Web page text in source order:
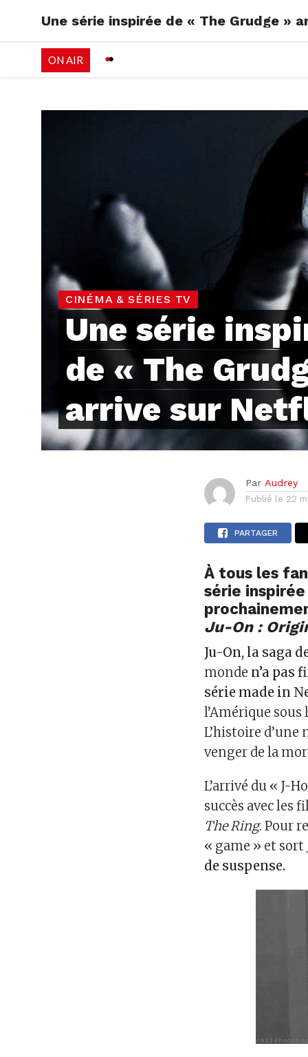
RADIO
Une série inspirée de « The Grudge »
ON AIR
CINÉMA & SÉRIES TV
Une série
de « The
arrive sur
Par Audrey
Publié le 22
PARTAGER
À tous les
série
Ju-On :
Ju-On, la saga
monde n’a pas
série made in
l’Amérique
L’histoire
venger de la
L’arrivé du « J-
succès avec les
The Ring. Pour
« game » et sort
de suspense.